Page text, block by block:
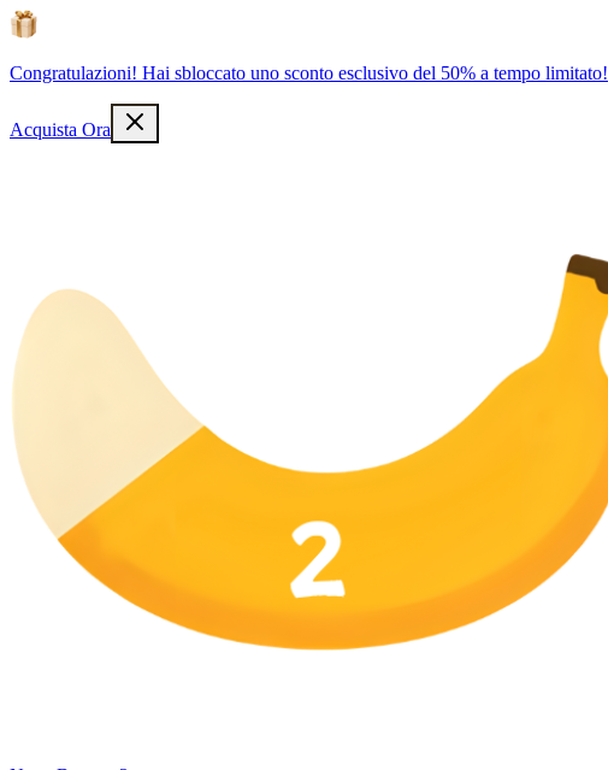
Congratulazioni! Hai sbloccato uno sconto esclusivo del 50% a tempo limitato!
Acquista Ora